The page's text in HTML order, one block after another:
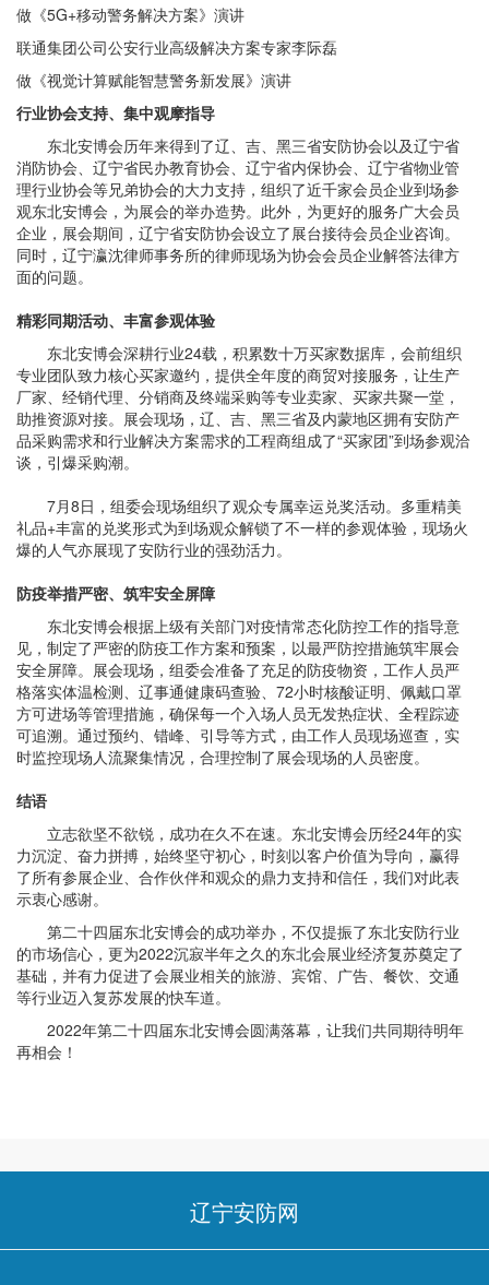
做《5G+移动警务解决方案》演讲
联通集团公司公安行业高级解决方案专家李际磊
做《视觉计算赋能智慧警务新发展》演讲
行业协会支持、集中观摩指导
东北安博会历年来得到了辽、吉、黑三省安防协会以及辽宁省
消防协会、辽宁省民办教育协会、辽宁省内保协会、辽宁省物业管
理行业协会等兄弟协会的大力支持，组织了近千家会员企业到场参
观东北安博会，为展会的举办造势。此外，为更好的服务广大会员
企业，展会期间，辽宁省安防协会设立了展台接待会员企业咨询。
同时，辽宁瀛沈律师事务所的律师现场为协会会员企业解答法律方
面的问题。
精彩同期活动、丰富参观体验
东北安博会深耕行业24载，积累数十万买家数据库，会前组织
专业团队致力核心买家邀约，提供全年度的商贸对接服务，让生产
厂家、经销代理、分销商及终端采购等专业卖家、买家共聚一堂，
助推资源对接。展会现场，辽、吉、黑三省及内蒙地区拥有安防产
品采购需求和行业解决方案需求的工程商组成了“买家团”到场参观洽
谈，引爆采购潮。
7月8日，组委会现场组织了观众专属幸运兑奖活动。多重精美
礼品+丰富的兑奖形式为到场观众解锁了不一样的参观体验，现场火
爆的人气亦展现了安防行业的强劲活力。
防疫举措严密、筑牢安全屏障
东北安博会根据上级有关部门对疫情常态化防控工作的指导意
见，制定了严密的防疫工作方案和预案，以最严防控措施筑牢展会
安全屏障。展会现场，组委会准备了充足的防疫物资，工作人员严
格落实体温检测、辽事通健康码查验、72小时核酸证明、佩戴口罩
方可进场等管理措施，确保每一个入场人员无发热症状、全程踪迹
可追溯。通过预约、错峰、引导等方式，由工作人员现场巡查，实
时监控现场人流聚集情况，合理控制了展会现场的人员密度。
结语
立志欲坚不欲锐，成功在久不在速。东北安博会历经24年的实
力沉淀、奋力拼搏，始终坚守初心，时刻以客户价值为导向，赢得
了所有参展企业、合作伙伴和观众的鼎力支持和信任，我们对此表
示衷心感谢。
第二十四届东北安博会的成功举办，不仅提振了东北安防行业
的市场信心，更为2022沉寂半年之久的东北会展业经济复苏奠定了
基础，并有力促进了会展业相关的旅游、宾馆、广告、餐饮、交通
等行业迈入复苏发展的快车道。
2022年第二十四届东北安博会圆满落幕，让我们共同期待明年
再相会！
辽宁安防网